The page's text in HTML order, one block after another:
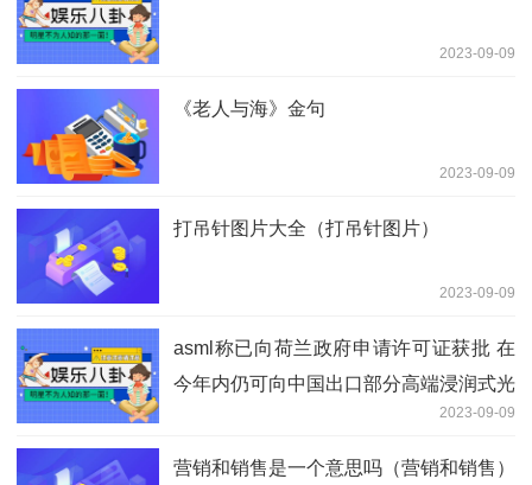
2023-09-09
《老人与海》金句
2023-09-09
打吊针图片大全（打吊针图片）
2023-09-09
asml称已向荷兰政府申请许可证获批 在
今年内仍可向中国出口部分高端浸润式光
2023-09-09
营销和销售是一个意思吗（营销和销售）